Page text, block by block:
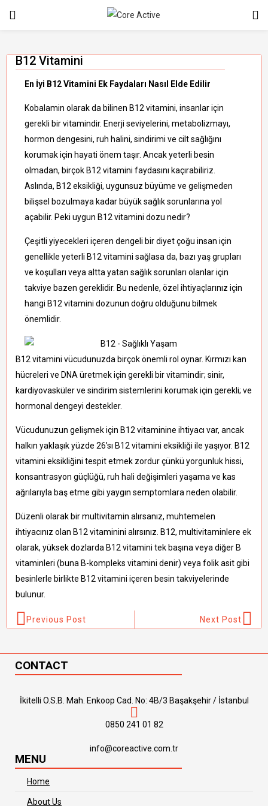
B12 Vitamini
En İyi B12 Vitamini Ek Faydaları Nasıl Elde Edilir
Kobalamin olarak da bilinen B12 vitamini, insanlar için
gerekli bir vitamindir. Enerji seviyelerini, metabolizmayı,
hormon dengesini, ruh halini, sindirimi ve cilt sağlığını
korumak için hayati önem taşır. Ancak yeterli besin
olmadan, birçok B12 vitamini faydasını kaçırabiliriz.
Aslında, B12 eksikliği, uygunsuz büyüme ve gelişmeden
bilişsel bozulmaya kadar büyük sağlık sorunlarına yol
açabilir. Peki uygun B12 vitamini dozu nedir?
Çeşitli yiyecekleri içeren dengeli bir diyet çoğu insan için
genellikle yeterli B12 vitamini sağlasa da, bazı yaş grupları
ve koşulları veya altta yatan sağlık sorunları olanlar için
takviye bazen gereklidir. Bu nedenle, özel ihtiyaçlarınız için
hangi B12 vitamini dozunun doğru olduğunu bilmek
önemlidir.
B12 vitamini vücudunuzda birçok önemli rol oynar. Kırmızı kan
hücreleri ve DNA üretmek için gerekli bir vitamindir; sinir,
kardiyovasküler ve sindirim sistemlerini korumak için gerekli; ve
hormonal dengeyi destekler.
Vücudunuzun gelişmek için B12 vitaminine ihtiyacı var, ancak
halkın yaklaşık yüzde 26’sı B12 vitamini eksikliği ile yaşıyor. B12
vitamini eksikliğini tespit etmek zordur çünkü yorgunluk hissi,
konsantrasyon güçlüğü, ruh hali değişimleri yaşama ve kas
ağrılarıyla baş etme gibi yaygın semptomlara neden olabilir.
Düzenli olarak bir multivitamin alırsanız, muhtemelen
ihtiyacınız olan B12 vitaminini alırsınız. B12, multivitaminlere ek
olarak, yüksek dozlarda B12 vitamini tek başına veya diğer B
vitaminleri (buna B-kompleks vitamini denir) veya folik asit gibi
besinlerle birlikte B12 vitamini içeren besin takviyelerinde
bulunur.
Previous Post Next Post
CONTACT
İkitelli O.S.B. Mah. Enkoop Cad. No: 4B/3 Başakşehir / İstanbul
0850 241 01 82
info@coreactive.com.tr
MENU
Home
About Us